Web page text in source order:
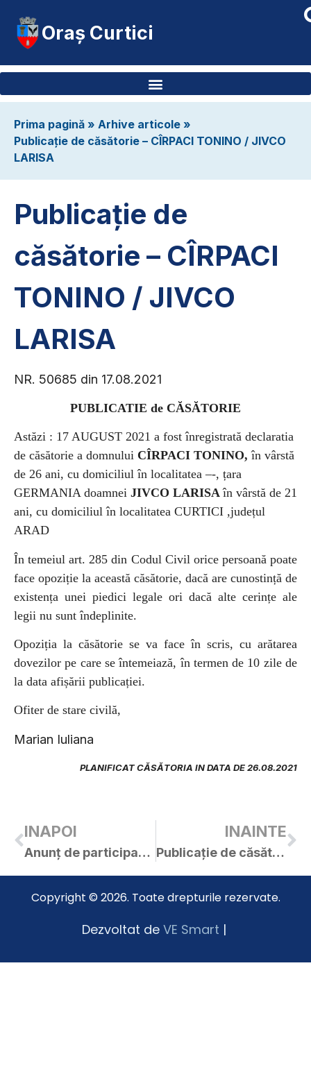
Oraș Curtici
Prima pagină » Arhive articole »
Publicație de căsătorie – CÎRPACI TONINO / JIVCO
LARISA
Publicație de
căsătorie – CÎRPACI
TONINO / JIVCO
LARISA
NR. 50685 din 17.08.2021
PUBLICATIE de CĂSĂTORIE
Astăzi : 17 AUGUST 2021 a fost înregistrată declaratia
de căsătorie a domnului CÎRPACI TONINO,în vârstă
de 26 ani, cu domiciliul în localitatea –-, țara
GERMANIA doamnei JIVCO LARISAîn vârstă de 21
ani, cu domiciliul în localitatea CURTICI ,județul
ARAD
În temeiul art. 285 din Codul Civil orice persoană poate
face opoziție la această căsătorie, dacă are cunostință de
existența unei piedici legale ori dacă alte cerințe ale
legii nu sunt îndeplinite.
Opoziția la căsătorie se va face în scris, cu arătarea
dovezilor pe care se întemeiază, în termen de 10 zile de
la data afișării publicației.
Ofiter de stare civilă,
Marian Iuliana
PLANIFICAT CĂSĂTORIA IN DATA DE 26.08.2021
INAPOI
Anunț de participare – lucrări de reparații acoperiș – clădire str. 1 Decembrie 1918, nr. 34
INAINTE
Publicație de căsătorie – HOMOROGAN ROBERT-AURELIAN / HOJDA BRENDA-DENISA
Copyright © 2026. Toate drepturile rezervate.
Dezvoltat de VE Smart |